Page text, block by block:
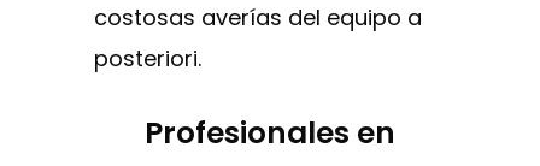
costosas averías del equipo a
posteriori.
Profesionales en